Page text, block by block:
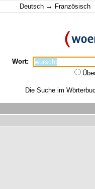
Deutsch ↔ Französisch
Wort:
Die Suche im